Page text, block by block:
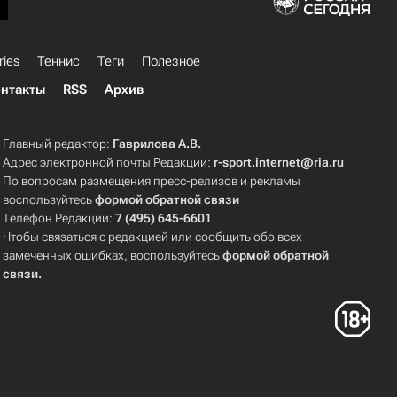
Теннис Теги
Полезное
RSS Архив
Главный редактор: Гаврилова А.В.
Адрес электронной почты Редакции: r-sport.internet@ria.ru
По вопросам размещения пресс-релизов и рекламы
воспользуйтесьформой обратной связи
Телефон Редакции:7 (495) 645-6601
Чтобы связаться с редакцией или сообщить обо всех
замеченных ошибках, воспользуйтесьформой обратной
связи.